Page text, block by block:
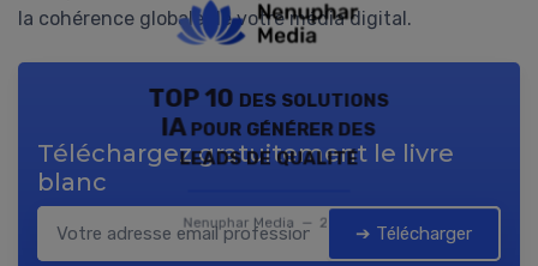
la cohérence globale de votre média digital.
TOP 10 des solutions
IA pour générer des
leads de qualité
Nenuphar Media — 2026
Téléchargez gratuitement le livre
blanc
➔ Télécharger